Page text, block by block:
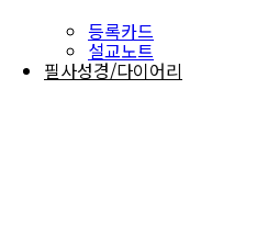
등록카드
설교노트
필사성경/다이어리